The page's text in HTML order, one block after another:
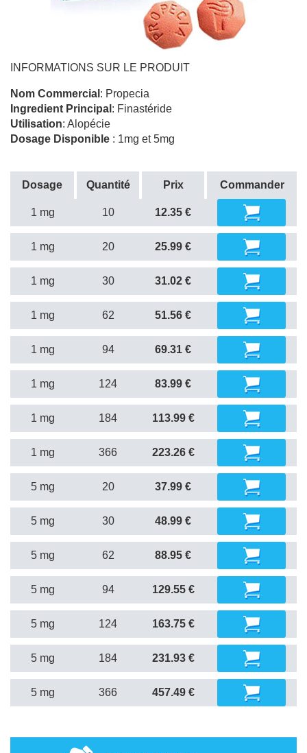
INFORMATIONS SUR LE PRODUIT
Nom Commercial : Propecia
Ingredient Principal : Finastéride
Utilisation: Alopécie
Dosage Disponible : 1mg et 5mg
Dosage Quantité Prix Commander
1 mg 10 12.35 €
1 mg 20 25.99 €
1 mg 30 31.02 €
1 mg 62 51.56 €
1 mg 94 69.31 €
1 mg 124 83.99 €
1 mg 184 113.99 €
1 mg 366 223.26 €
5 mg 20 37.99 €
5 mg 30 48.99 €
5 mg 62 88.95 €
5 mg 94 129.55 €
5 mg 124 163.75 €
5 mg 184 231.93 €
5 mg 366 457.49 €